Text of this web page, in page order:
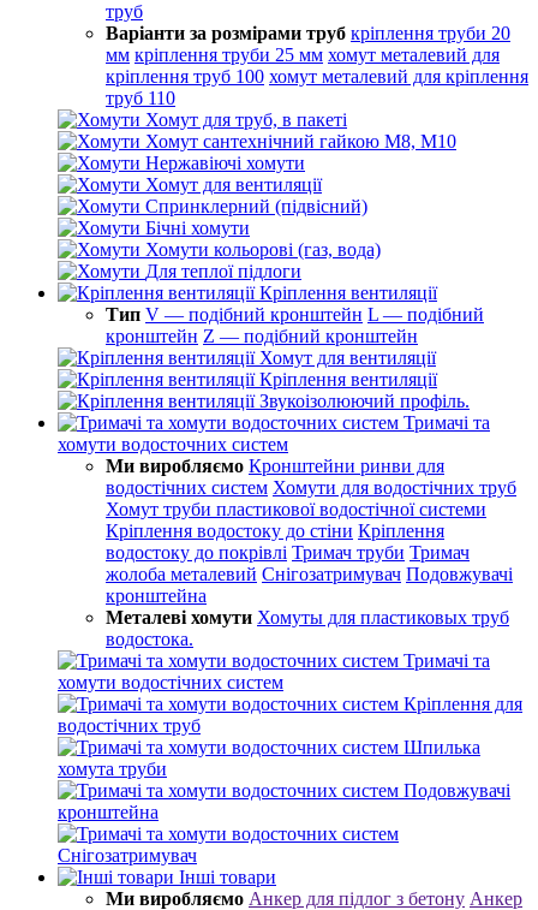
труб
Варіанти за розмірами труб кріплення труби 20
мм кріплення труби 25 мм хомут металевий для
кріплення труб 100 хомут металевий для кріплення
труб 110
Хомут для труб, в пакеті
Хомут сантехнічний гайкою М8, М10
Нержавіючі хомути
Хомут для вентиляції
Спринклерний (підвісний)
Бічні хомути
Хомути кольорові (газ, вода)
Для теплої підлоги
Кріплення вентиляції
Тип V — подібний кронштейн L — подібний
кронштейн Z — подібний кронштейн
Хомут для вентиляції
Кріплення вентиляції
Звукоізолюючий профіль.
Тримачі та
хомути водосточних систем
Ми виробляємо Кронштейни ринви для
водостічних систем Хомути для водостічних труб
Хомут труби пластикової водостічної системи
Кріплення водостоку до стіни Кріплення
водостоку до покрівлі Тримач труби Тримач
жолоба металевий Снігозатримувач Подовжувачі
кронштейна
Металеві хомути Хомуты для пластиковых труб
водостока.
Тримачі та
хомути водостічних систем
Кріплення для
водостічних труб
Шпилька
хомута труби
Подовжувачі
кронштейна
Снігозатримувач
Інші товари
Ми виробляємо Анкер для підлог з бетону Анкер